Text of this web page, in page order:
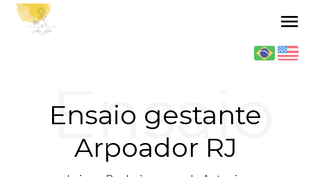
menu
Ensaio gestante
Arpoador RJ
Ensaio